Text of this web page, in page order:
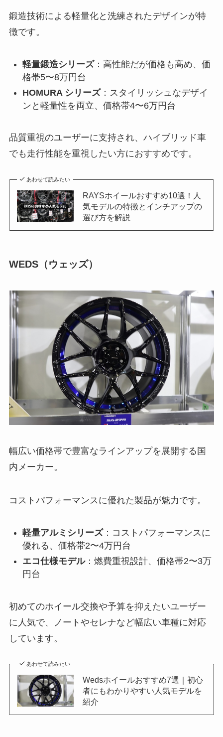
鍛造技術による軽量化と洗練されたデザインが特
徴です。
軽量鍛造シリーズ：高性能だが価格も高め、価
格帯5〜8万円台
HOMURA シリーズ：スタイリッシュなデザイ
ンと軽量性を両立、価格帯4〜6万円台
品質重視のユーザーに支持され、ハイブリッド車
でも走行性能を重視したい方におすすめです。
あわせて読みたい
RAYSホイールおすすめ10選！人
気モデルの特徴とインチアップの
選び方を解説
WEDS（ウェッズ）
幅広い価格帯で豊富なラインアップを展開する国
内メーカー。
コストパフォーマンスに優れた製品が魅力です。
軽量アルミシリーズ：コストパフォーマンスに
優れる、価格帯2〜4万円台
エコ仕様モデル：燃費重視設計、価格帯2〜3万
円台
初めてのホイール交換や予算を抑えたいユーザー
に人気で、ノートやセレナなど幅広い車種に対応
しています。
あわせて読みたい
Wedsホイールおすすめ7選｜初心
者にもわかりやすい人気モデルを
紹介